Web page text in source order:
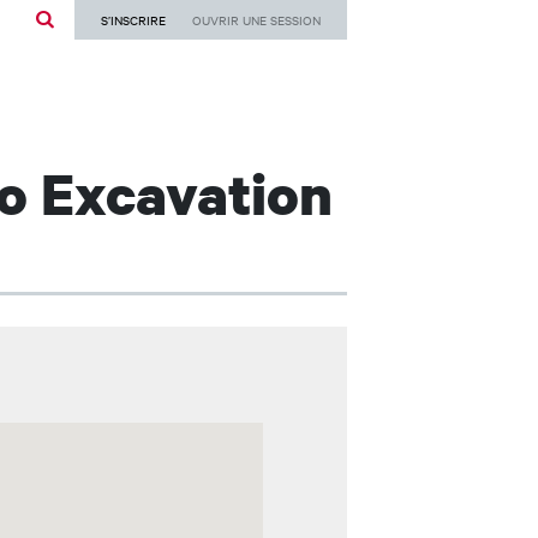
additional actions
User
Menu
S’INSCRIRE OUVRIR UNE SESSION
Excavation